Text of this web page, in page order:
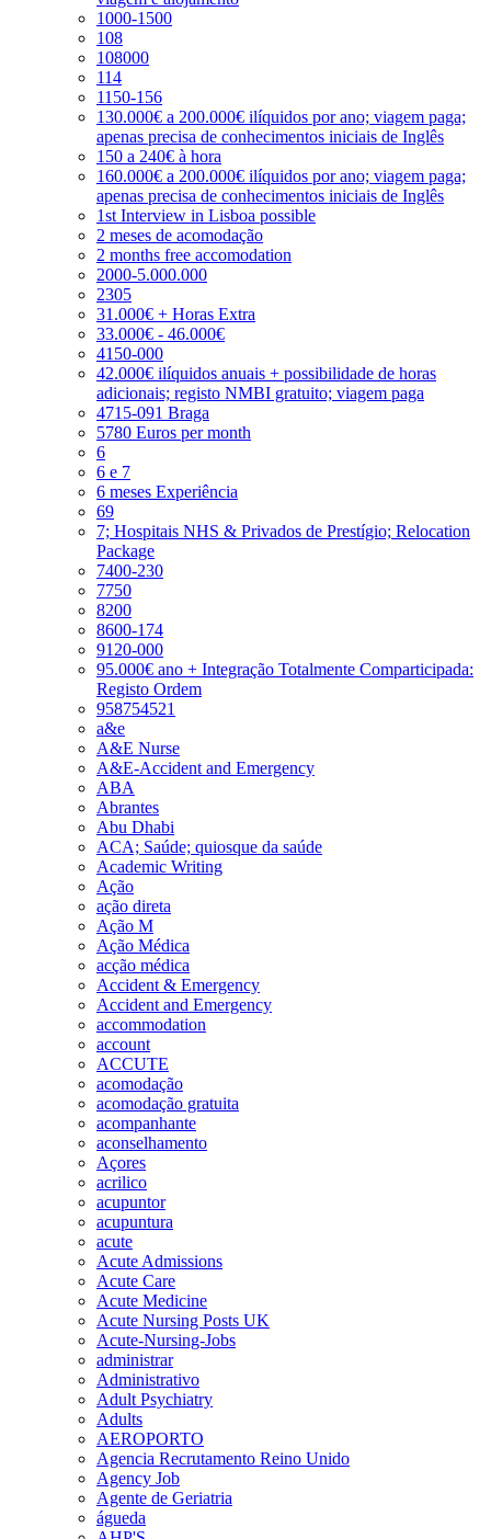
1000-1500
108
108000
114
1150-156
130.000€ a 200.000€ ilíquidos por ano; viagem paga;
apenas precisa de conhecimentos iniciais de Inglês
150 a 240€ à hora
160.000€ a 200.000€ ilíquidos por ano; viagem paga;
apenas precisa de conhecimentos iniciais de Inglês
1st Interview in Lisboa possible
2 meses de acomodação
2 months free accomodation
2000-5.000.000
2305
31.000€ + Horas Extra
33.000€ - 46.000€
4150-000
42.000€ ilíquidos anuais + possibilidade de horas
adicionais; registo NMBI gratuito; viagem paga
4715-091 Braga
5780 Euros per month
6
6 e 7
6 meses Experiência
69
7; Hospitais NHS & Privados de Prestígio; Relocation
Package
7400-230
7750
8200
8600-174
9120-000
95.000€ ano + Integração Totalmente Comparticipada:
Registo Ordem
958754521
a&e
A&E Nurse
A&E-Accident and Emergency
ABA
Abrantes
Abu Dhabi
ACA; Saúde; quiosque da saúde
Academic Writing
Ação
ação direta
Ação M
Ação Médica
acção médica
Accident & Emergency
Accident and Emergency
accommodation
account
ACCUTE
acomodação
acomodação gratuita
acompanhante
aconselhamento
Açores
acrilico
acupuntor
acupuntura
acute
Acute Admissions
Acute Care
Acute Medicine
Acute Nursing Posts UK
Acute-Nursing-Jobs
administrar
Administrativo
Adult Psychiatry
Adults
AEROPORTO
Agencia Recrutamento Reino Unido
Agency Job
Agente de Geriatria
águeda